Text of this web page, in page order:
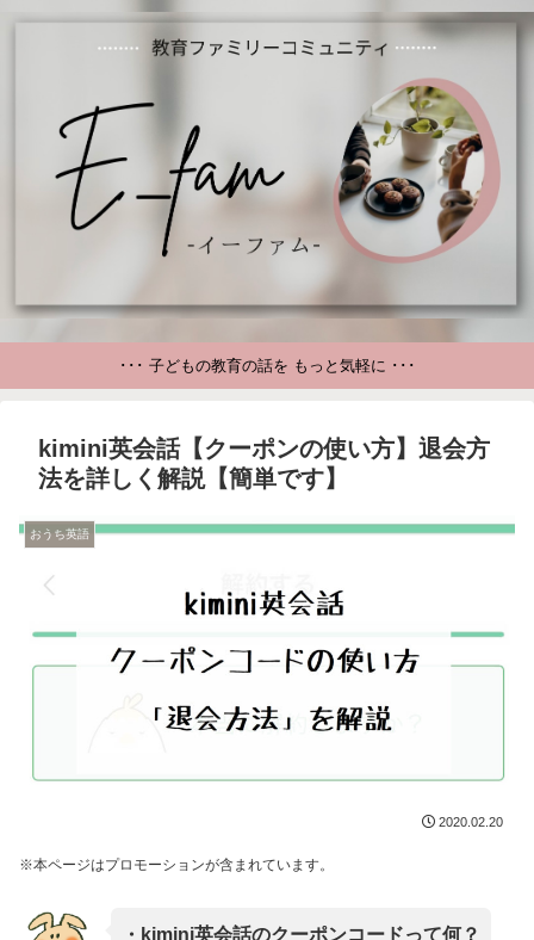
･･･ 子どもの教育の話を もっと気軽に ･･･
kimini英会話【クーポンの使い方】退会方
法を詳しく解説【簡単です】
おうち英語
2020.02.20
※本ページはプロモーションが含まれています。
・kimini英会話のクーポンコードって何？